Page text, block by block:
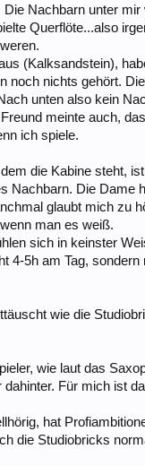
Die Nachbarn unter
Querflöte...also
(Kalksandstein),
noch nichts gehört.
unten also kein
meinte auch,
ich spiele.
die Kabine steht,
Nachbarn. Die Dame
glaubt mich zu
man es weiß.
sich in keinster
4-5h am Tag, sondern
wie die
wie laut das
Für mich ist
hat
die Studiobricks